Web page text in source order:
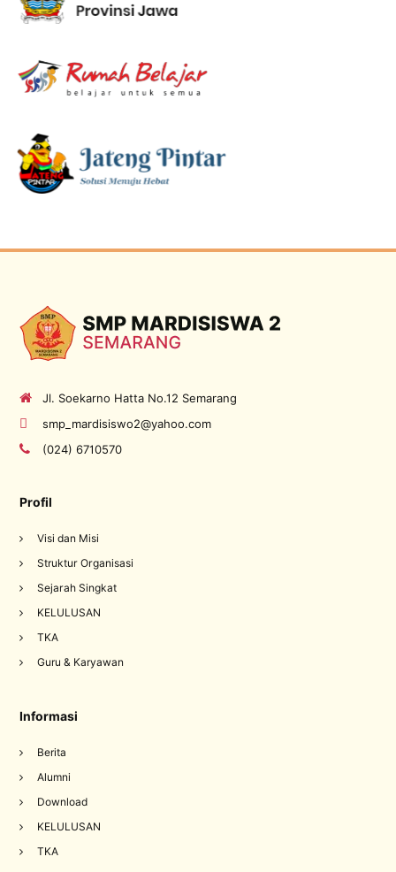
Jl. Soekarno Hatta No.12 Semarang
smp_mardisiswo2@yahoo.com
(024) 6710570
Profil
Visi dan Misi
Struktur Organisasi
Sejarah Singkat
KELULUSAN
TKA
Guru & Karyawan
Informasi
Berita
Alumni
Download
KELULUSAN
TKA